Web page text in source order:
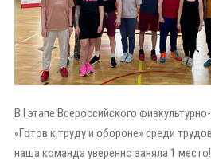
В I этапе Всероссийского
«Готов к труду и обороне» среди
наша команда уверенно заняла 1